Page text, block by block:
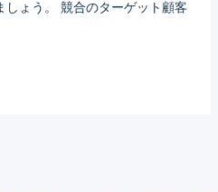
しょう。 競合のターゲット顧客